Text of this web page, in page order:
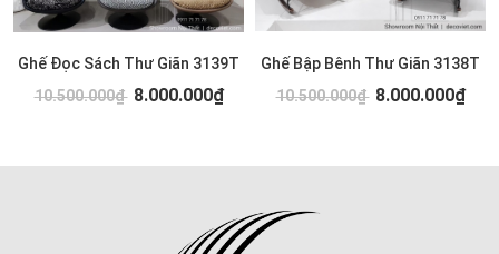
Ghế Đọc Sách Thư Giãn 3139T
10.500.000₫ 8.000.000₫
Ghế Bập Bênh Thư Giãn 3138T
10.500.000₫ 8.000.000₫